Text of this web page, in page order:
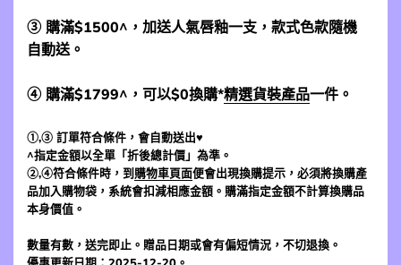
③ 購滿$1500^，加送人氣唇釉一支，款式色款隨機
自動送。
④ 購滿$1799^，可以$0換購*精選貨裝產品一件。
①,③ 訂單符合條件，會自動送出♥
^指定金額以全單「折後總計價」為準。
②,④符合條件時，到 購物車頁面便會出現換購提示，必須將換購產
品加入購物袋，系統會扣減相應金額。購滿指定金額不計算換購品
本身價值。
數量有數，送完即止。贈品日期或會有偏短情況，不切退換。